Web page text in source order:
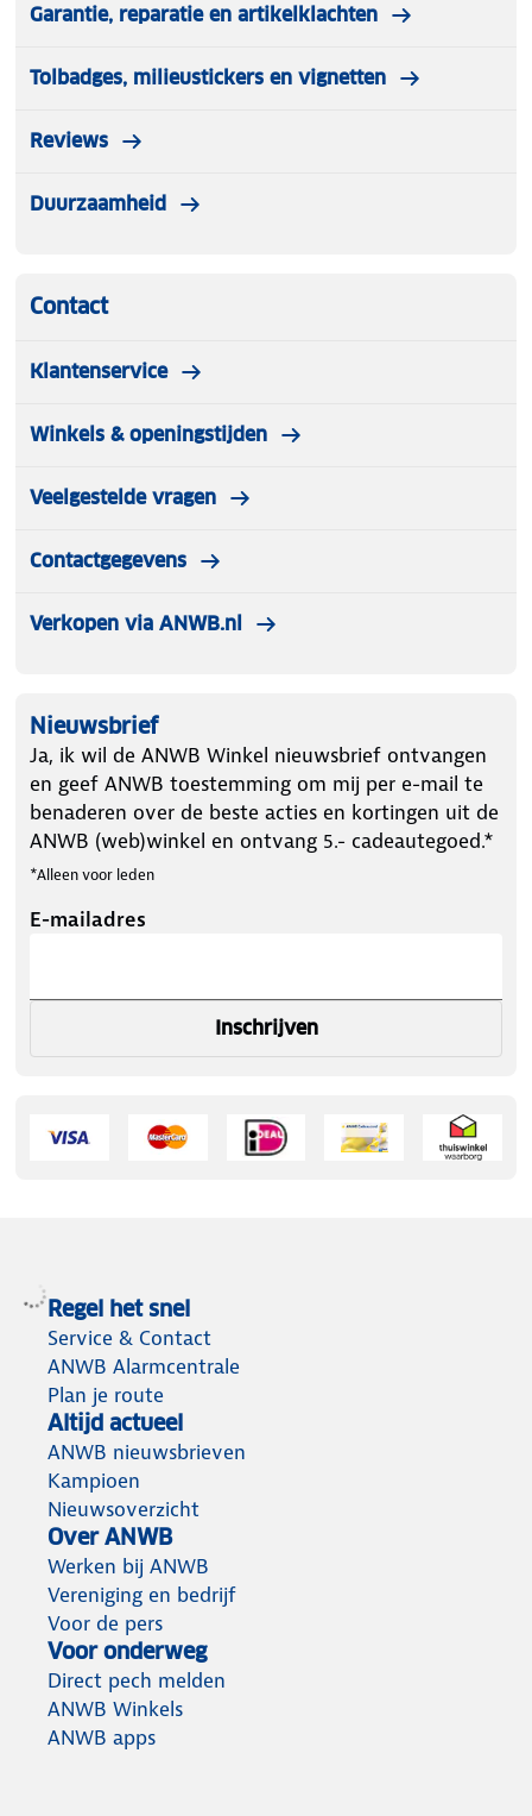
Garantie, reparatie en artikelklachten
Tolbadges, milieustickers en vignetten
Reviews
Duurzaamheid
Contact
Klantenservice
Winkels & openingstijden
Veelgestelde vragen
Contactgegevens
Verkopen via ANWB.nl
Nieuwsbrief
Ja, ik wil de ANWB Winkel nieuwsbrief ontvangen
en geef ANWB toestemming om mij per e-mail te
benaderen over de beste acties en kortingen uit de
ANWB (web)winkel en ontvang 5.- cadeautegoed.*
*Alleen voor leden
E-mailadres
Inschrijven
Regel het snel
Service & Contact
ANWB Alarmcentrale
Plan je route
Altijd actueel
ANWB nieuwsbrieven
Kampioen
Nieuwsoverzicht
Over ANWB
Werken bij ANWB
Vereniging en bedrijf
Voor de pers
Voor onderweg
Direct pech melden
ANWB Winkels
ANWB apps